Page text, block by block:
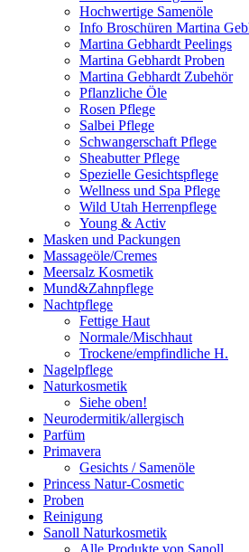
Hochwertige Samenöle
Info Broschüren Martina
Martina Gebhardt Peelings
Martina Gebhardt Proben
Martina Gebhardt Zubehör
Pflanzliche Öle
Rosen Pflege
Salbei Pflege
Schwangerschaft Pflege
Sheabutter Pflege
Spezielle Gesichtspflege
Wellness und Spa Pflege
Wild Utah Herrenpflege
Young & Activ
Masken und Packungen
Massageöle/Cremes
Meersalz Kosmetik
Mund&Zahnpflege
Nachtpflege
Fettige Haut
Normale/Mischhaut
Trockene/empfindliche H.
Nagelpflege
Naturkosmetik
Siehe oben!
Neurodermitik/allergisch
Parfüm
Primavera
Gesichts / Samenöle
Princess Natur-Cosmetic
Proben
Reinigung
Sanoll Naturkosmetik
Alle Produkte von Sanoll